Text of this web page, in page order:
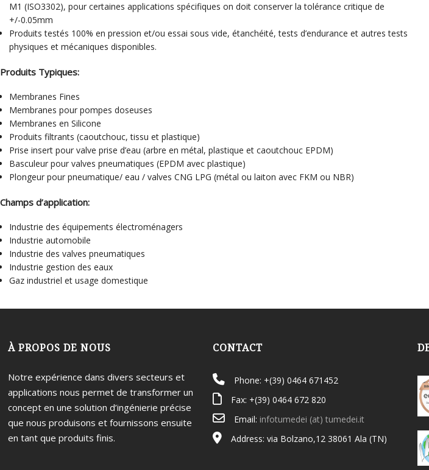
M1 (ISO3302), pour certaines applications spécifiques on doit conserver la tolérance critique de
+/-0.05mm
Produits testés 100% en pression et/ou essai sous vide, étanchéité, tests d’endurance et autres tests
physiques et mécaniques disponibles.
Produits Typiques:
Membranes Fines
Membranes pour pompes doseuses
Membranes en Silicone
Produits filtrants (caoutchouc, tissu et plastique)
Prise insert pour valve prise d’eau (arbre en métal, plastique et caoutchouc EPDM)
Basculeur pour valves pneumatiques (EPDM avec plastique)
Plongeur pour pneumatique/ eau / valves CNG LPG (métal ou laiton avec FKM ou NBR)
Champs d’application:
Industrie des équipements électroménagers
Industrie automobile
Industrie des valves pneumatiques
Industrie gestion des eaux
Gaz industriel et usage domestique
À PROPOS DE NOUS
Notre expérience dans divers secteurs et
applications nous permet de transformer un
concept en une solution d’ingénierie précise
que nous produisons et fournissons ensuite
en tant que produits finis.
CONTACT
Phone: +(39) 0464 671452
Fax: +(39) 0464 672 820
Email: infotumedei (at) tumedei.it
Address: via Bolzano,12 38061 Ala (TN)